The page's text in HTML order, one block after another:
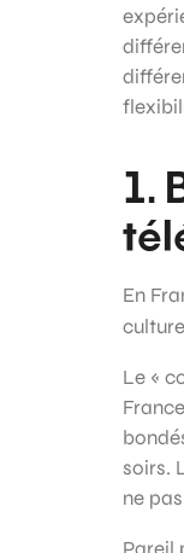
1.
En
Le «
soirs.
ne